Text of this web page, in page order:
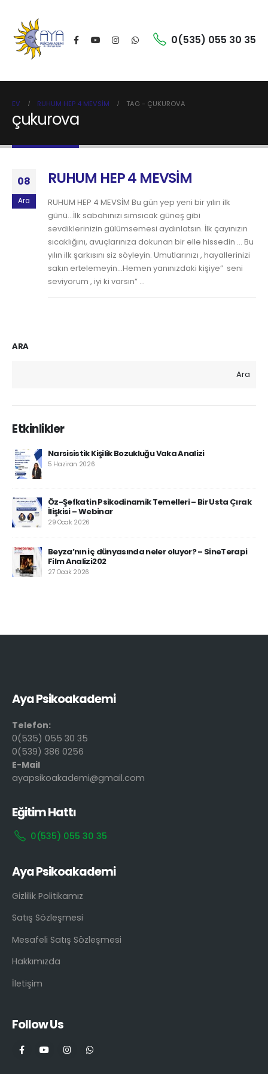
0(535) 055 30 35
EV RUHUM HEP 4 MEVSİM TAG - ÇUKUROVA
çukurova
08
Ara
RUHUM HEP 4 MEVSİM
RUHUM HEP 4 MEVSİM Bu gün yep yeni bir yılın ilk
günü…İlk sabahınızı sımsıcak güneş gibi
sevdiklerinizin gülümsemesi aydınlatsın. İlk çayınızın
sıcaklığını, avuçlarınıza dokunan bir elle hissedin … Bu
yılın ilk şarkısını siz söyleyin. Umutlarınızı , hayallerinizi
sakın ertelemeyin…Hemen yanınızdaki kişiye” seni
seviyorum , iyi ki varsın” ...
ARA
Ara
Etkinlikler
Narsisistik Kişilik Bozukluğu Vaka Analizi
5 Haziran 2026
Öz-Şefkatin Psikodinamik Temelleri – Bir Usta Çırak
İlişkisi – Webinar
29 Ocak 2026
Beyza’nın iç dünyasında neler oluyor? – SineTerapi
Film Analizi202
27 Ocak 2026
Aya Psikoakademi
Telefon:
0(535) 055 30 35
0(539) 386 0256
E-Mail
ayapsikoakademi@gmail.com
Eğitim Hattı
0(535) 055 30 35
Aya Psikoakademi
Gizlilik Politikamız
Satış Sözleşmesi
Mesafeli Satış Sözleşmesi
Hakkımızda
İletişim
Follow Us